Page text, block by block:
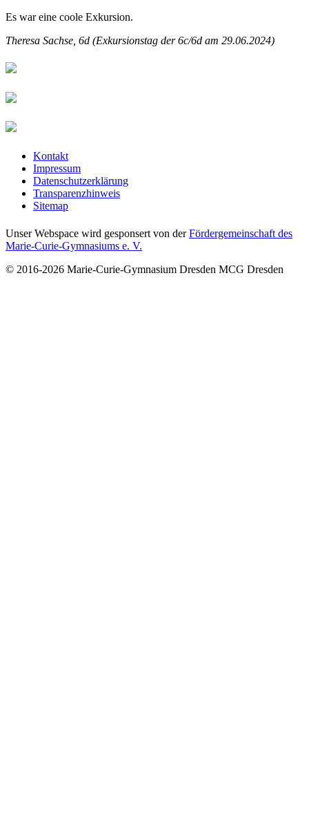
Es war eine coole Exkursion.
Theresa Sachse, 6d (Exkursionstag der 6c/6d am 29.06.2024)
Kontakt
Impressum
Datenschutzerklärung
Transparenzhinweis
Sitemap
Unser Webspace wird gesponsert von derFördergemeinschaft des
Marie-Curie-Gymnasiums e. V.
© 2016-2026 Marie-Curie-Gymnasium Dresden MCG Dresden